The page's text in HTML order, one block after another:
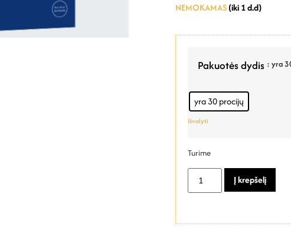
NEMOKAMAS(iki 1 d.d)
Pakuotės dydis : yra
yra 30 procijų
Išvalyti
Turime
Į krepšelį